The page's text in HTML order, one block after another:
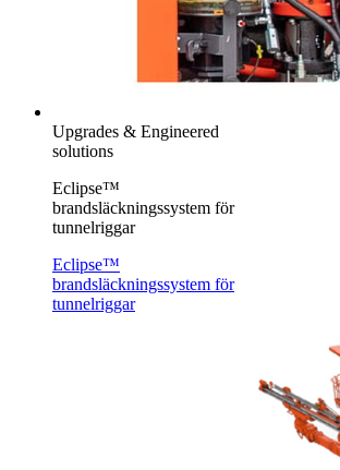
Upgrades & Engineered
solutions
Eclipse™
brandsläckningssystem för
tunnelriggar
Eclipse™
brandsläckningssystem för
tunnelriggar